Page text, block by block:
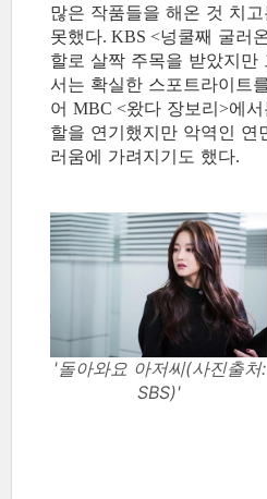
많은 작품들을 해온 것 치
못했다. KBS <넝쿨째 굴러
할로 살짝 주목을 받았지만
서는 확실한 스포트라이트
어 MBC <왔다 장보리>에
할을 연기했지만 악역인 연
러움에 가려지기도 했다.
'돌아와요 아저씨(사진출처:
SBS)'